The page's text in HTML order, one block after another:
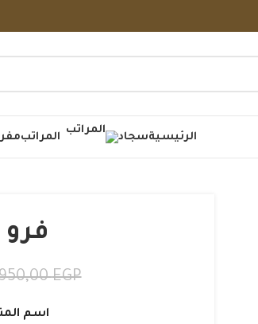
الرئيسيةسجاد المراتب
EGP
اسم